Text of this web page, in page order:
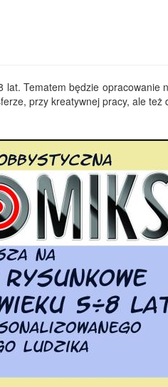
Tematem będzie opracowanie
przy kreatywnej pracy, ale też